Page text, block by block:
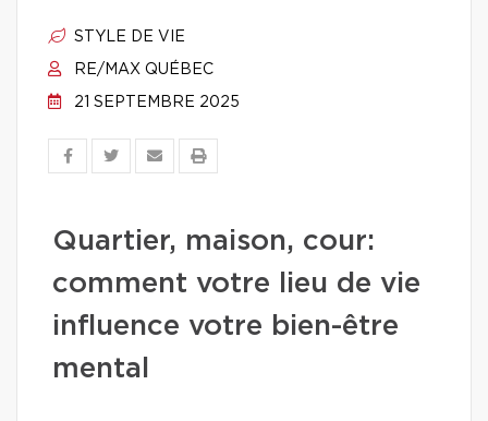
STYLE DE VIE
RE/MAX QUÉBEC
21 SEPTEMBRE 2025
Quartier, maison, cour:
comment votre lieu de vie
influence votre bien-être
mental